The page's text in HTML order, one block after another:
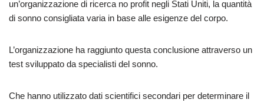
un’organizzazione di ricerca no profit negli Stati Uniti, la quantità
di sonno consigliata varia in base alle esigenze del corpo.
L’organizzazione ha raggiunto questa conclusione attraverso un
test sviluppato da specialisti del sonno.
Che hanno utilizzato dati scientifici secondari per determinare il